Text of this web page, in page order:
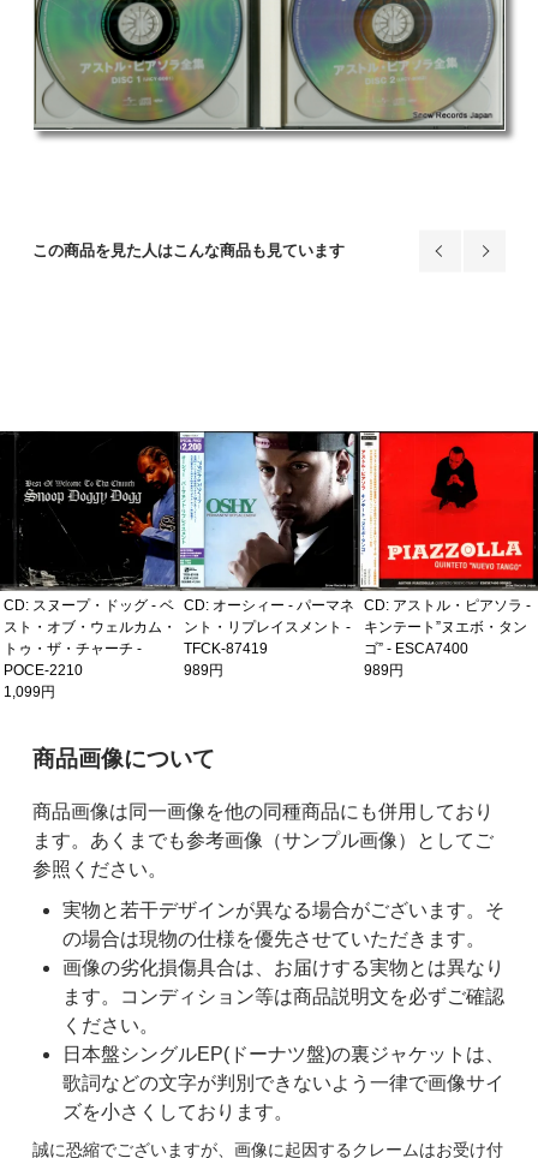
この商品を見た人はこんな商品も見ています
CD: スヌープ・ドッグ - ベ
スト・オブ・ウェルカム・
トゥ・ザ・チャーチ -
POCE-2210
1,099円
CD: オーシィー - パーマネ
ント・リプレイスメント -
TFCK-87419
989円
CD: アストル・ピアソラ -
キンテート”ヌエボ・タン
ゴ” - ESCA7400
989円
ご購入前の注意事項
商品画像について
商品画像は同一画像を他の同種商品にも併用しており
ます。あくまでも参考画像（サンプル画像）としてご
参照ください。
実物と若干デザインが異なる場合がございます。そ
の場合は現物の仕様を優先させていただきます。
画像の劣化損傷具合は、お届けする実物とは異なり
ます。コンディション等は商品説明文を必ずご確認
ください。
日本盤シングルEP(ドーナツ盤)の裏ジャケットは、
歌詞などの文字が判別できないよう一律で画像サイ
ズを小さくしております。
誠に恐縮でございますが、画像に起因するクレームはお受け付